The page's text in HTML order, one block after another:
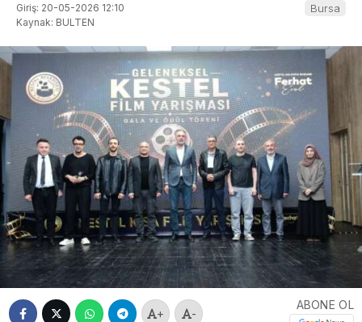
Giriş: 20-05-2026 12:10
Kaynak: BULTEN
Bursa
+ -
ABONE OL